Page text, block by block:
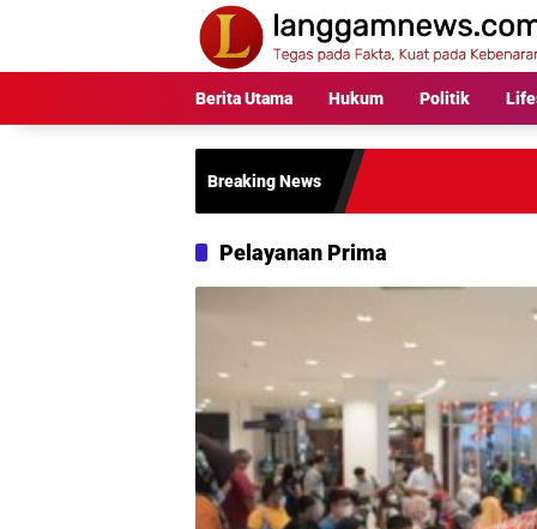
Berita Utama Hukum Politik
Breaking News
Pelayanan Prima